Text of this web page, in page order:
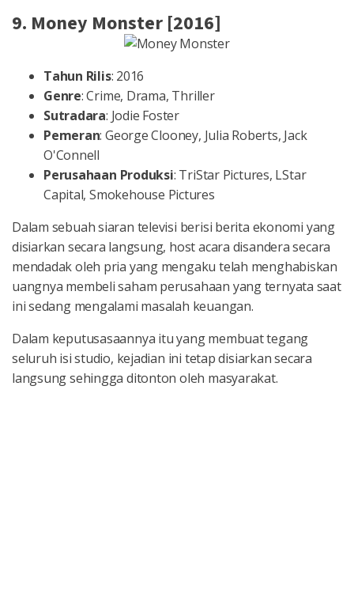
9. Money Monster [2016]
Tahun Rilis: 2016
Genre: Crime, Drama, Thriller
Sutradara: Jodie Foster
Pemeran: George Clooney, Julia Roberts, Jack
O'Connell
Perusahaan Produksi: TriStar Pictures, LStar
Capital, Smokehouse Pictures
Dalam sebuah siaran televisi berisi berita ekonomi yang
disiarkan secara langsung, host acara disandera secara
mendadak oleh pria yang mengaku telah menghabiskan
uangnya membeli saham perusahaan yang ternyata saat
ini sedang mengalami masalah keuangan.
Dalam keputusasaannya itu yang membuat tegang
seluruh isi studio, kejadian ini tetap disiarkan secara
langsung sehingga ditonton oleh masyarakat.